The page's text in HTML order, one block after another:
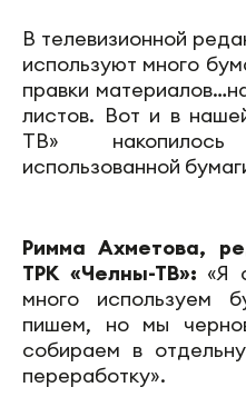
В телевизионной
используют много
правки
листов. Вот и в
ТВ»
использованной
Римма Ахметова,
ТРК «Челны-ТВ»: «Я
много используем
пишем, но мы
собираем в
переработку».